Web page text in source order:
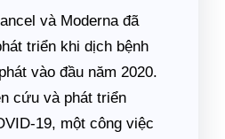
và Moderna đã
triển khi dịch bệnh
vào đầu năm 2020.
cứu và phát triển
19, một công việc